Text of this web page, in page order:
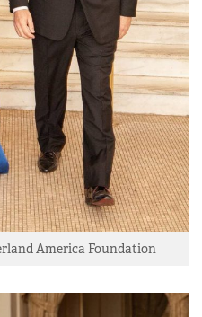
America Foundation